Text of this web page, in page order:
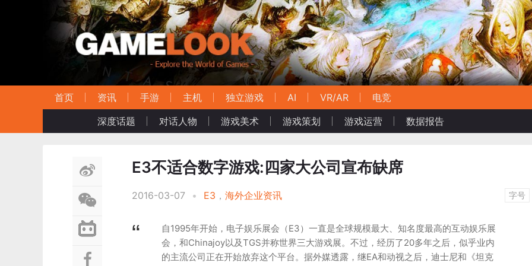
首页 资讯 手游 主机 独立游戏 AI VR/AR
电竞
深度话题
对话人物 游戏美术 游戏策划 游戏运营 数据报告
E3不适合数字游戏:四家大公司宣布缺席
2016-03-07 • E3 ， 海外企业资讯 字号
自1995年开始，电子娱乐展会（E3）一直是全球规模最大、知名度最高的互动娱乐展
会，和Chinajoy以及TGS并称世界三大游戏展。不过，经历了20多年之后，似乎业内
的主流公司正在开始放弃这个平台。据外媒透露，继EA和动视之后，迪士尼和《坦克